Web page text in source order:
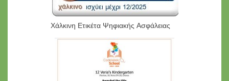
Χάλκινη Ετικέτα Ψηφιακής Ασφάλειας